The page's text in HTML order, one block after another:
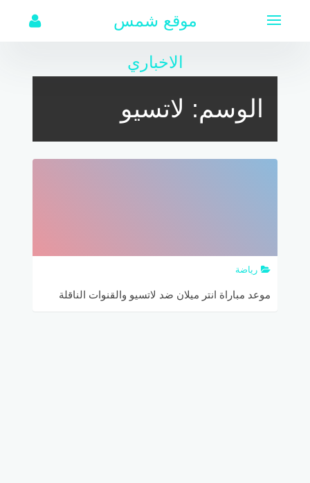
موقع شمس
الاخباري
الوسم: لاتسيو
رياضة
موعد مباراة انتر ميلان ضد لاتسيو والقنوات الناقلة